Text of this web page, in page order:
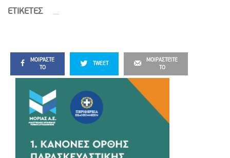
ETIΚΕΤΕΣ
ΜΟΙΡΆΣΤΕ
ΤΟ
TWEET
ΜΟΙΡΑΣΤΕΊΤΕ
ΤΟ